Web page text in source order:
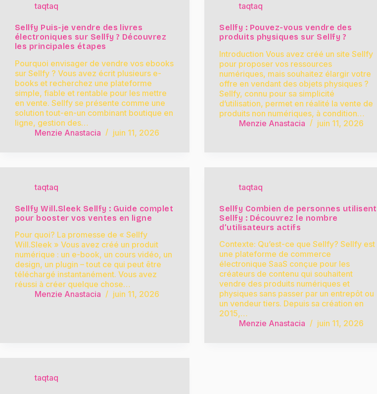
taqtaq
Sellfy Puis-je vendre des livres
électroniques sur Sellfy ? Découvrez
les principales étapes
Pourquoi envisager de vendre vos ebooks
sur Sellfy ? Vous avez écrit plusieurs e-
books et recherchez une plateforme
simple, fiable et rentable pour les mettre
en vente. Sellfy se présente comme une
solution tout-en-un combinant boutique en
ligne, gestion des…
Menzie Anastacia
juin 11, 2026
taqtaq
Sellfy : Pouvez-vous vendre des
produits physiques sur Sellfy ?
Introduction Vous avez créé un site Sellfy
pour proposer vos ressources
numériques, mais souhaitez élargir votre
offre en vendant des objets physiques ?
Sellfy, connu pour sa simplicité
d’utilisation, permet en réalité la vente de
produits non numériques, à condition…
Menzie Anastacia
juin 11, 2026
taqtaq
Sellfy Will.Sleek Sellfy : Guide complet
pour booster vos ventes en ligne
Pour quoi? La promesse de « Sellfy
Will.Sleek » Vous avez créé un produit
numérique : un e-book, un cours vidéo, un
design, un plugin – tout ce qui peut être
téléchargé instantanément. Vous avez
réussi à créer quelque chose…
Menzie Anastacia
juin 11, 2026
taqtaq
Sellfy Combien de personnes utilisent
Sellfy : Découvrez le nombre
d’utilisateurs actifs
Contexte: Qu’est-ce que Sellfy? Sellfy est
une plateforme de commerce
électronique SaaS conçue pour les
créateurs de contenu qui souhaitent
vendre des produits numériques et
physiques sans passer par un entrepôt ou
un vendeur tiers. Depuis sa création en
2015,…
Menzie Anastacia
juin 11, 2026
taqtaq